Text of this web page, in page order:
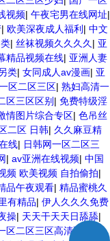
视频| 午夜宅男在线网址|
| 欧美深夜成人福利 | 中文
| 丝袜视频久久久久 | 亚
精品视频在线| 亚洲人妻
类| 女同成人av漫画| 亚
区二区三区| 熟妇高清一
区三区区别 | 免费特级淫
情图片综合专区| 色吊丝
二区 日韩| 久久麻豆精
线| 日韩网一区二区三
| av亚洲在线视频| 中国
频 欧美视频 自拍偷拍|
品午夜观看| 精品蜜桃久
有精品| 伊人久久久免费
操| 天天干天天日舔舔|
区二区三区高清不卡视